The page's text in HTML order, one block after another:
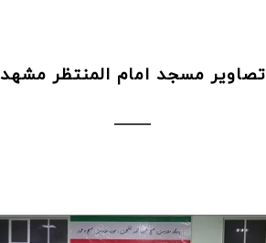
تصاویر مسجد امام المنتظر مشهد